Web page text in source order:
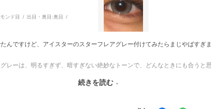
ンド目 出目・奥目:奥目
んですけど、アイスターのスターフレアグレー付けてみたらまじやばすぎま
レーは、明るすぎず、暗すぎない絶妙なトーンで、どんなときにも合うと
続きを読む